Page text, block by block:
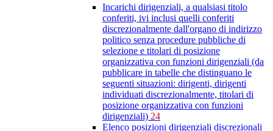
Incarichi dirigenziali, a qualsiasi titolo
conferiti, ivi inclusi quelli conferiti
discrezionalmente dall'organo di indirizzo
politico senza procedure pubbliche di
selezione e titolari di posizione
organizzativa con funzioni dirigenziali (da
pubblicare in tabelle che distinguano le
seguenti situazioni: dirigenti, dirigenti
individuati discrezionalmente, titolari di
posizione organizzativa con funzioni
dirigenziali) 24
Elenco posizioni dirigenziali discrezionali